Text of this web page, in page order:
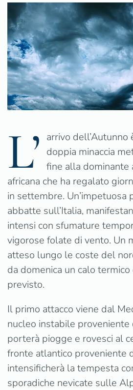
la
L’ arrivo dell’Autunno
doppia minaccia
fine alla dominante
africana che ha regalato
in settembre. Un’impetuosa
abbatte sull’Italia,
intensi con sfumature
vigorose folate di vento. Un
atteso lungo le coste del
da domenica un calo
previsto.
Il primo attacco viene dal
nucleo instabile proveniente
porterà piogge e rovesci al
fronte atlantico proveniente
intensificherà la tempesta
sporadiche nevicate sulle